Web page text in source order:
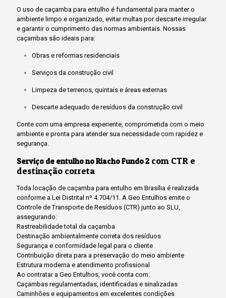
O uso de caçamba para entulho é fundamental para manter o
ambiente limpo e organizado, evitar multas por descarte irregular
e garantir o cumprimento das normas ambientais. Nossas
caçambas são ideais para:
Obras e reformas residenciais
Serviços da construção civil
Limpeza de terrenos, quintais e áreas externas
Descarte adequado de resíduos da construção civil
Conte com uma empresa experiente, comprometida com o meio
ambiente e pronta para atender sua necessidade com rapidez e
segurança.
Serviço de entulho no Riacho Fundo 2 com CTR e
destinação correta
Toda locação de caçamba para entulho em Brasília é realizada
conforme a Lei Distrital nº 4.704/11. A Geo Entulhos emite o
Controle de Transporte de Resíduos (CTR) junto ao SLU,
assegurando:
Rastreabilidade total da caçamba
Destinação ambientalmente correta dos resíduos
Segurança e conformidade legal para o cliente
Contribuição direta para a preservação do meio ambiente
Estrutura moderna e atendimento profissional
Ao contratar a Geo Entulhos, você conta com:
Caçambas regulamentadas, identificadas e sinalizadas
Caminhões e equipamentos em excelentes condições